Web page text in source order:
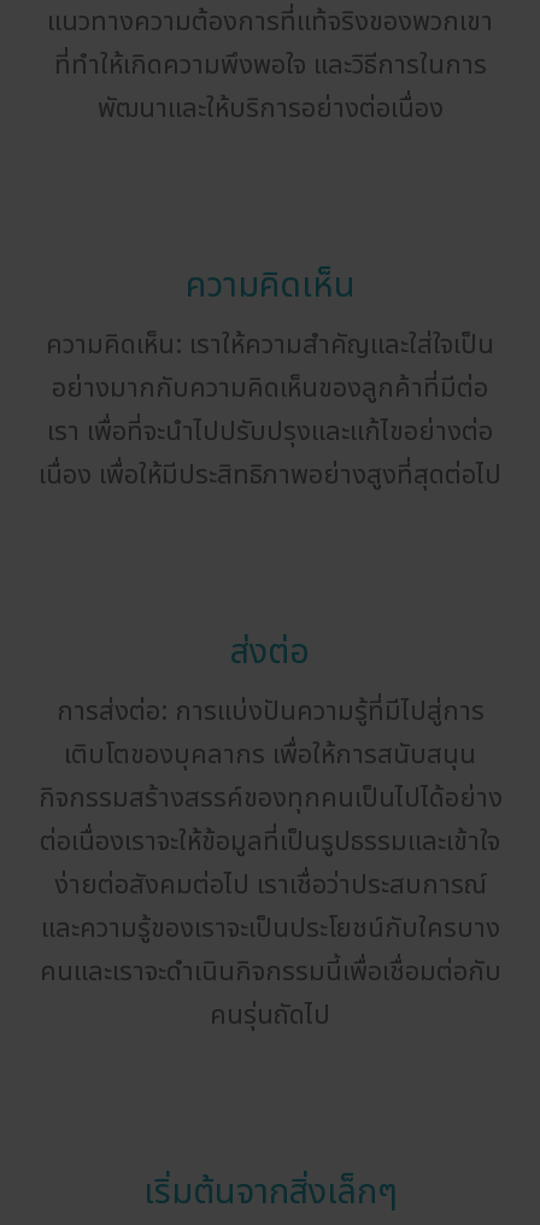
แนวทางความต้องการที่แท้จริงของพวกเขา
ที่ทำให้เกิดความพึงพอใจ และวิธีการในการ
พัฒนาและให้บริการอย่างต่อเนื่อง
ความคิดเห็น
ความคิดเห็น: เราให้ความสำคัญและใส่ใจเป็น
อย่างมากกับความคิดเห็นของลูกค้าที่มีต่อ
เรา เพื่อที่จะนำไปปรับปรุงและแก้ไขอย่างต่อ
เนื่อง เพื่อให้มีประสิทธิภาพอย่างสูงที่สุดต่อไป
ส่งต่อ
การส่งต่อ: การแบ่งปันความรู้ที่มีไปสู่การ
เติบโตของบุคลากร เพื่อให้การสนับสนุน
กิจกรรมสร้างสรรค์ของทุกคนเป็นไปได้อย่าง
ต่อเนื่องเราจะให้ข้อมูลที่เป็นรูปธรรมและเข้าใจ
ง่ายต่อสังคมต่อไป เราเชื่อว่าประสบการณ์
และความรู้ของเราจะเป็นประโยชน์กับใครบาง
คนและเราจะดำเนินกิจกรรมนี้เพื่อเชื่อมต่อกับ
คนรุ่นถัดไป
เริ่มต้นจากสิ่งเล็กๆ